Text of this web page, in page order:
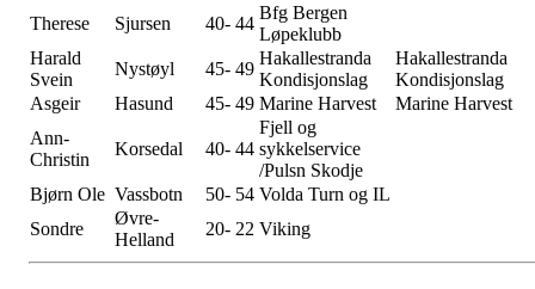
Therese
Sjursen 40- 44
Bfg Bergen
Løpeklubb
Harald
Svein
Nystøyl 45- 49
Hakallestranda
Kondisjonslag
Hakallestranda
Kondisjonslag
Asgeir
Hasund 45- 49 Marine Harvest
Marine Harvest
Ann-
Christin
Korsedal 40- 44
Fjell og
sykkelservice
/Pulsn Skodje
Bjørn Ole Vassbotn 50- 54 Volda Turn og IL
Sondre
Øvre-
Helland
20- 22 Viking